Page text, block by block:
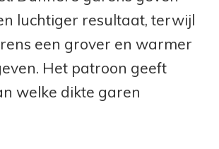
luchtiger resultaat, terwijl
een grover en warmer
Het patroon geeft
welke dikte garen